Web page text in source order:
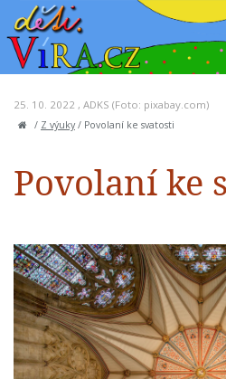
25. 10. 2022 , ADKS (Foto: pixabay.com)
/ Z výuky/ Povolaní ke svatosti
Povolaní ke